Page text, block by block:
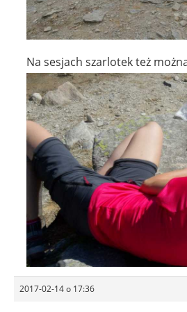
Na sesjach szarlotek też
2017-02-14 o 17:36